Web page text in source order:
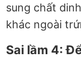
sung chất
khác ngoài
Sai lầm 4: